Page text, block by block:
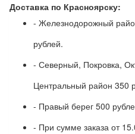
Доставка по Красноярску:
- Железнодорожный
рублей.
- Северный, Покровка,
Центральный район 350
- Правый берег 500
- При сумме заказа от